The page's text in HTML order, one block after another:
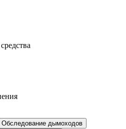
Обследование дымоходов